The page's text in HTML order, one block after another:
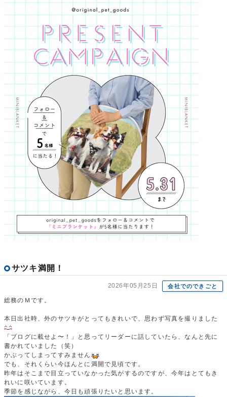
サツキ満開！
2026年05月25日 会社でのできごと
総務のＭです。
本日出社時、外のサツキがとってもきれいで、思わず写真を撮りました
「ブログに載せよ〜！」と思ってリーダーに話していたら、なんと先に
書かれていました（笑）
かぶってしまってすみません
でも、それくらい今ほんとに満開で見頃です。
昨年はそこまで目立っていなかった気がするのですが、今年はとてもき
れいに咲いています。
季節を感じながら、今日も頑張りたいと思います。